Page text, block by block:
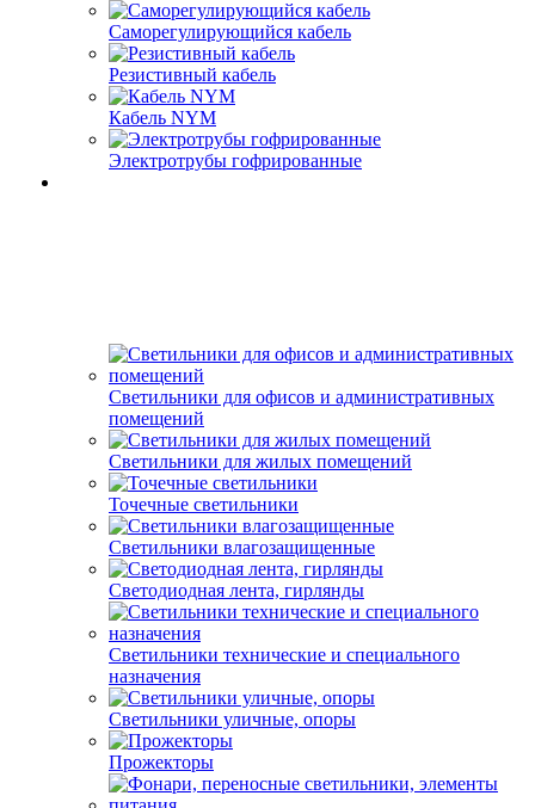
Саморегулирующийся кабель
Резистивный кабель
Кабель NYM
Электротрубы гофрированные
Светильники для офисов и административных
помещений
Светильники для жилых помещений
Точечные светильники
Светильники влагозащищенные
Светодиодная лента, гирлянды
Светильники технические и специального
назначения
Светильники уличные, опоры
Прожекторы